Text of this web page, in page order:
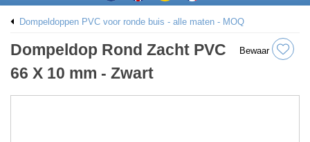
Dompeldoppen PVC voor ronde buis - alle maten - MOQ
Dompeldop Rond Zacht PVC
66 X 10 mm - Zwart
Bewaar